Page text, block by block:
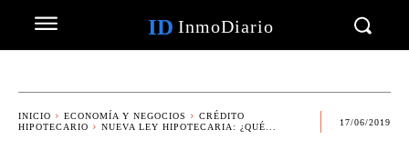
ID InmoDiario
INICIO ECONOMÍA Y NEGOCIOS
CRÉDITO
HIPOTECARIO
NUEVA LEY HIPOTECARIA: ¿QUÉ...
17/06/2019